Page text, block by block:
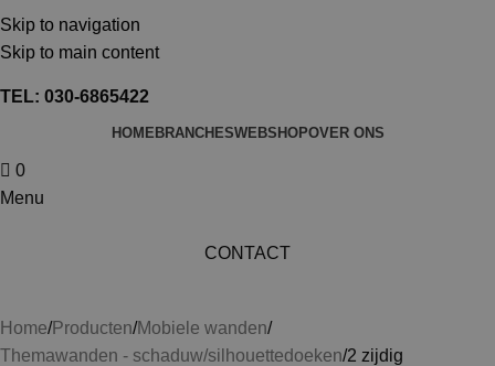
Skip to navigation
Skip to main content
TEL: 030-6865422
MAIL: INFO@SHOPMADE.NL
TEL: 030-6865422
HOME BRANCHESWEBSHOPOVER ONS
0
Menu
CONTACT
Home Producten Mobiele wanden
Themawanden - schaduw/silhouettedoeken 2 zijdig